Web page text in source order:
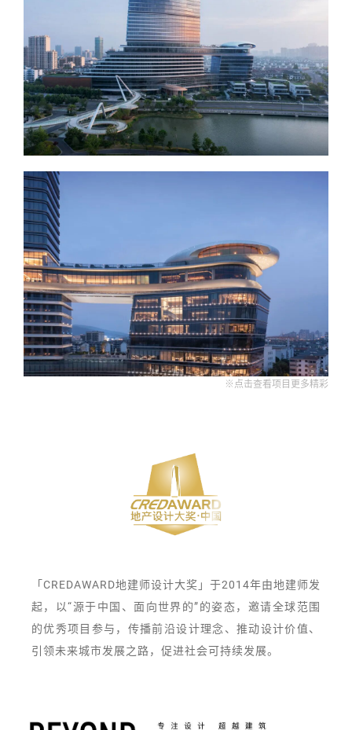
※点击查看项目更多精彩
「CREDAWARD地建师设计大奖」于2014年由地建师发
起，以“源于中国、面向世界的”的姿态，邀请全球范围
的优秀项目参与，传播前沿设计理念、推动设计价值、
引领未来城市发展之路，促进社会可持续发展。